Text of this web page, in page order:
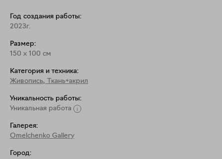
Год создания работы:
2023г.
Размер:
150 x 100 см
Категория и техника:
Живопись, Ткань+акрил
Уникальность работы:
Уникальная работа
Галерея:
Omelchenko Gallery
Город: